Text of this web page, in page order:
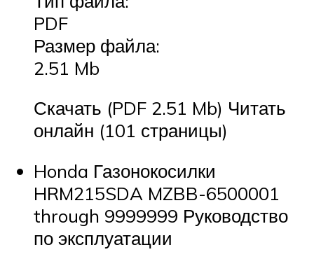
PDF
Размер файла:
2.51 Mb
Скачать (PDF 2.51 Mb) Читать
онлайн (101 страницы)
Honda Газонокосилки
HRM215SDA MZBB-6500001
through 9999999 Руководство
по эксплуатации